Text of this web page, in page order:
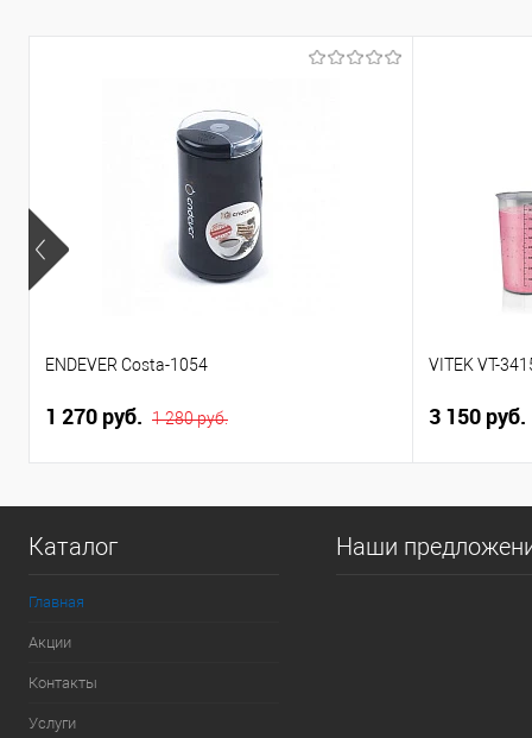
ENDEVER Costa-1054
1 270 руб. 1 280 руб.
VITEK VT-
3 150 руб.
Каталог
Главная
Акции
Контакты
Услуги
Наши